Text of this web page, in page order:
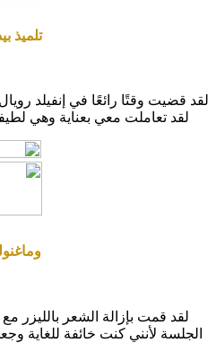
تلميذ
لقد قضيت وقتًا رائعًا في إنفيلد
لقد تعاملت معي بعناية وهي
لقد قمت بإزالة الشعر بالليزر
الجلسة لأنني كنت خائفة للغاية